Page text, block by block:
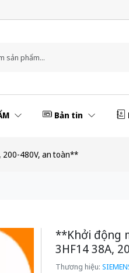
Bản tin
200-480V, an toàn**
**Khởi động
3HF14 38A,
Thương hiệu: